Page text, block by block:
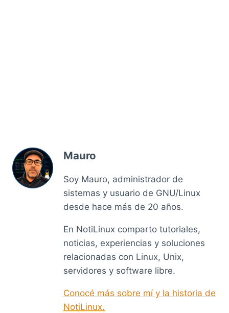
Mauro
Soy Mauro, administrador de
sistemas y usuario de GNU/Linux
desde hace más de 20 años.
En NotiLinux comparto tutoriales,
noticias, experiencias y soluciones
relacionadas con Linux, Unix,
servidores y software libre.
Conocé más sobre mí y la historia de
NotiLinux.